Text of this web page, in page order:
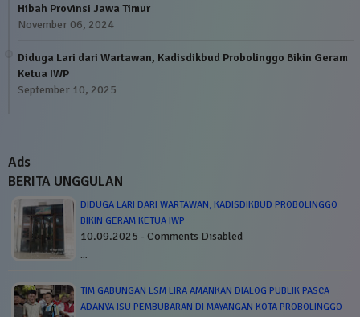
Hibah Provinsi Jawa Timur
November 06, 2024
Diduga Lari dari Wartawan, Kadisdikbud Probolinggo Bikin Geram
Ketua IWP
September 10, 2025
Ads
BERITA UNGGULAN
DIDUGA LARI DARI WARTAWAN, KADISDIKBUD PROBOLINGGO
BIKIN GERAM KETUA IWP
10.09.2025 - Comments Disabled
…
TIM GABUNGAN LSM LIRA AMANKAN DIALOG PUBLIK PASCA
ADANYA ISU PEMBUBARAN DI MAYANGAN KOTA PROBOLINGGO